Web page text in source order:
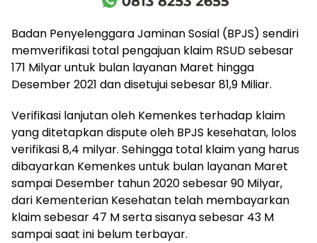
Badan Penyelenggara Jaminan Sosial (BPJS) sendiri
memverifikasi total pengajuan klaim RSUD sebesar
171 Milyar untuk bulan layanan Maret hingga
Desember 2021 dan disetujui sebesar 81,9 Miliar.
Verifikasi lanjutan oleh Kemenkes terhadap klaim
yang ditetapkan dispute oleh BPJS kesehatan, lolos
verifikasi 8,4 milyar. Sehingga total klaim yang harus
dibayarkan Kemenkes untuk bulan layanan Maret
sampai Desember tahun 2020 sebesar 90 Milyar,
dari Kementerian Kesehatan telah membayarkan
klaim sebesar 47 M serta sisanya sebesar 43 M
sampai saat ini belum terbayar.